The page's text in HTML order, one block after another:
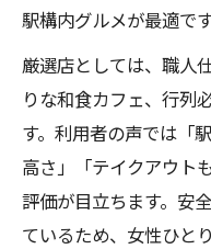
駅構内グルメが最適です
厳選店としては、職人
りな和食カフェ、行列
す。利用者の声では「
高さ」「テイクアウト
評価が目立ちます。安
ているため、女性ひと